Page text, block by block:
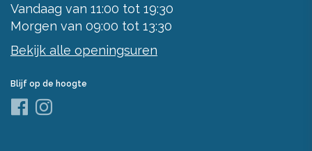
Vandaag van 11:00 tot 19:30
Morgen van 09:00 tot 13:30
Bekijk alle openingsuren
Blijf op de hoogte
Facebook
Instagram